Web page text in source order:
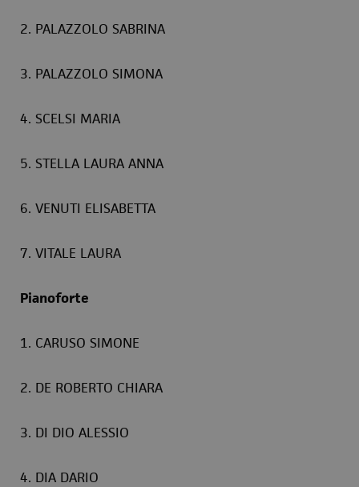
2. PALAZZOLO SABRINA
3. PALAZZOLO SIMONA
4. SCELSI MARIA
5. STELLA LAURA ANNA
6. VENUTI ELISABETTA
7. VITALE LAURA
Pianoforte
1. CARUSO SIMONE
2. DE ROBERTO CHIARA
3. DI DIO ALESSIO
4. DIA DARIO